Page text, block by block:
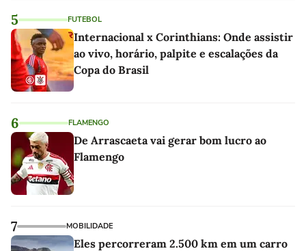
5 FUTEBOL
Internacional x Corinthians: Onde assistir
ao vivo, horário, palpite e escalações da
Copa do Brasil
6 FLAMENGO
De Arrascaeta vai gerar bom lucro ao
Flamengo
7 MOBILIDADE
Eles percorreram 2.500 km em um carro